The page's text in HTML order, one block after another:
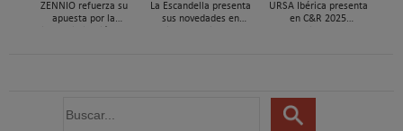
ZENNIO refuerza su
apuesta por la
La Escandella presenta
sus novedades en
URSA Ibérica presenta
en C&R 2025
u